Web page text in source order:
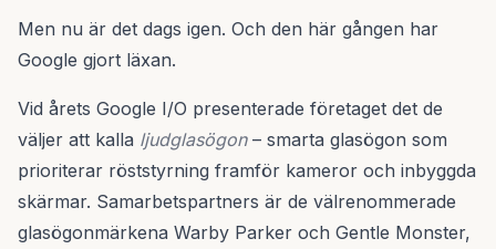
Men nu är det dags igen. Och den här gången har
Google gjort läxan.
Vid årets Google I/O presenterade företaget det de
väljer att kalla ljudglasögon– smarta glasögon som
prioriterar röststyrning framför kameror och inbyggda
skärmar. Samarbetspartners är de välrenommerade
glasögonmärkena Warby Parker och Gentle Monster,